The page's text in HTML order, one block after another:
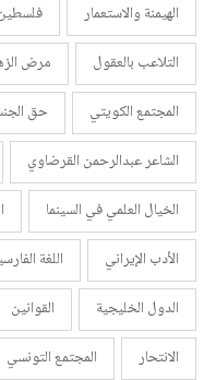
الهيمنة والاستعمار
التلاعب بالعقول
مرض
المجتمع الكويتي
حق
الشاعر عبدالرحمن القرضاوي
الخيال العلمي في السينما
الأدب الإيراني
اللغة
الدول الخليجية
القوانين
الانتحار
المجتمع التونسي